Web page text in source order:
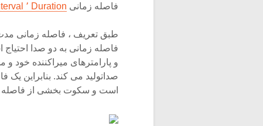
فاصله زمانی Duration ٬ Time interval
فاصله زمانی به دو صدا
و پارامترهای میراکننده
است و سکوت بخشی از فاصله